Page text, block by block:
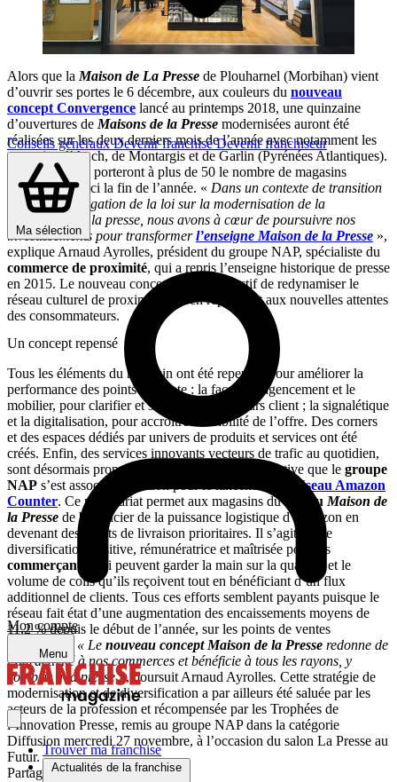
Conseils générauxDevenir franchiséDevenir franchiseur
Ma sélection
Mon compte
Menu
Trouver ma franchise
Actualités de la franchise
Alors que la Maison de La Presse de Plouharnel (Morbihan) vient
d’ouvrir ses portes le 6 décembre, aux couleurs du nouveau
concept Convergence lancé au printemps 2018, une quinzaine
d’ouvertures de Maisons de la Presse modernisées auront été
réalisées sur les deux derniers mois de l’année avec notamment les
magasins d’Auch, de Montargis et de Garlin (Pyrénées Atlantiques).
Ces ouvertures porteront à plus de 50 le nombre de magasins
transformés d’ici la fin de l’année. « Dans un contexte de transition
avec la promulgation de la loi sur la modernisation de la
distribution de la presse, nous avons à cœur de poursuivre nos
investissements pour transformerl’enseigne Maison de la Presse »,
explique Arnaud Ayrolles, président du groupe NAP, spécialiste du
commerce de proximité, qui a repris l’enseigne historique de presse
en 2015. Le nouveau concept a pour objectif de redynamiser le
réseau culturel de proximité tout en répondant aux nouvelles attentes
des consommateurs.
Un concept repensé
Tous les éléments du magasin ont été repensés pour améliorer la
performance des points de vente : la façade, l’agencement et le
mobilier, pour clarifier et simplifier le parcours client ; la signalétique
et la digitalisation, pour accroître la lisibilité de l’offre. Des corners
et des espaces dédiés par univers de produits et services ont été
créés. Enfin, des services innovants vecteurs de trafic au quotidien,
sont désormais proposés. C’est dans cette perspective que le groupe
NAP s’est associé à Amazon pour le lancement du
réseau Amazon
Counter. Ce partenariat permet aux magasins du réseau Maison de
la Presse de bénéficier de la puissance logistique d’Amazon en
devenant des points de livraison prioritaires. Il s’agit d’une
diversification positive, rémunératrice et maîtrisée pour les
commerçants
, qui peuvent garder la main sur la quantité et le
volume de colis qu’ils reçoivent tout en bénéficiant d’un flux
additionnel de clients. Tous ces efforts semblent payants puisque le
réseau fait état d’une augmentation des encaissements moyens de
11,2 % depuis le début de l’année, sur les points de ventes
« Le nouveau concept Maison de la Presse redonne de
l’attractivité à nos commerces et bénéficie à tous les rayons, y
compris à la presse», poursuit Arnaud Ayrolles. Cette stratégie de
modernisation et de diversification a par ailleurs été saluée par les
acteurs de la profession et récompensée par les Trophées de
l’Innovation Presse, remis au groupe NAP dans la catégorie
Diffusion mercredi 27 novembre, à l’occasion du salon La Presse au
Futur.
Partager sur :